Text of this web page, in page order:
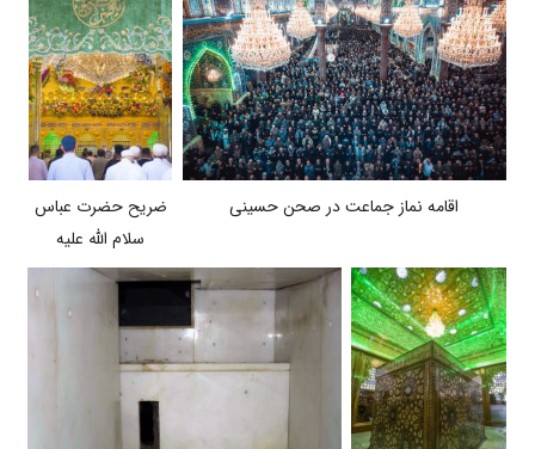
اقامه نماز جماعت در صحن حسینی
ضریح حضرت عباس
سلام الله علیه